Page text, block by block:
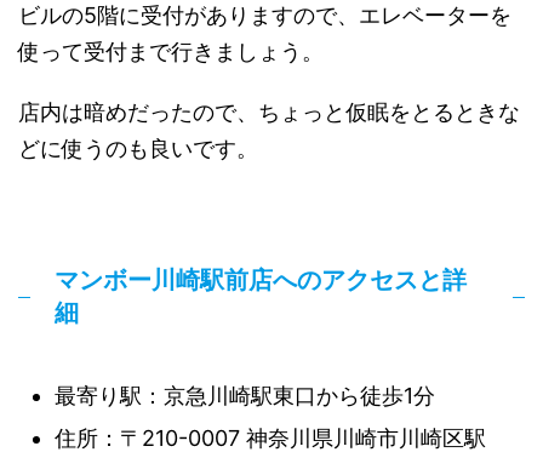
ビルの5階に受付がありますので、エレベーターを
使って受付まで行きましょう。
店内は暗めだったので、ちょっと仮眠をとるときな
どに使うのも良いです。
マンボー川崎駅前店へのアクセスと詳
細
最寄り駅：京急川崎駅東口から徒歩1分
住所：〒210-0007 神奈川県川崎市川崎区駅